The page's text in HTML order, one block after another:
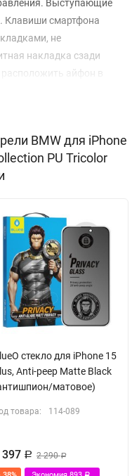
Выступающие
Клавиши смартфона
не
накладка сзади
расположить айфон в
поверхности.
BMW для iPhone
PU Tricolor
стекло для iPhone 15
Anti-peep Matte Black
матовое)
товара: 114-089
397 Р 2 290Р
Р